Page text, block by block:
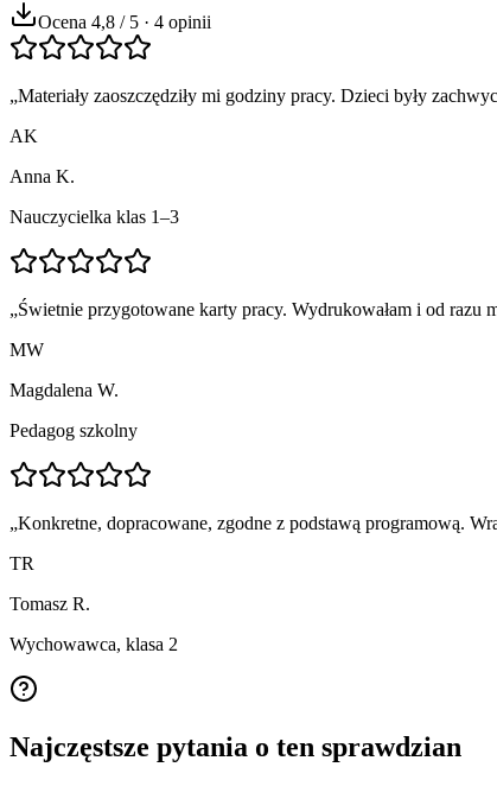
Ocena 4,8 / 5 · 4 opinii
„Materiały zaoszczędziły mi godziny pracy. Dzieci były
AK
Anna K.
Nauczycielka klas 1–3
„Świetnie przygotowane karty pracy. Wydrukowałam i od razu
MW
Magdalena W.
Pedagog szkolny
„Konkretne, dopracowane, zgodne z podstawą programową.
TR
Tomasz R.
Wychowawca, klasa 2
Najczęstsze pytania o ten sprawdzian